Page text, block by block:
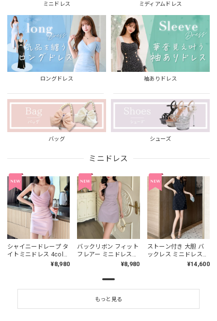
ミニドレス ミディアムドレス
ロングドレス 袖ありドレス
バッグ シューズ
ミニドレス
シャイニードレープ タ
イトミニドレス 4col
¥8,980
バックリボン フィット
フレアー ミニドレス
¥8,980
ストーン付き 大胆 バ
ックレス ミニドレス
¥14,600
もっと見る